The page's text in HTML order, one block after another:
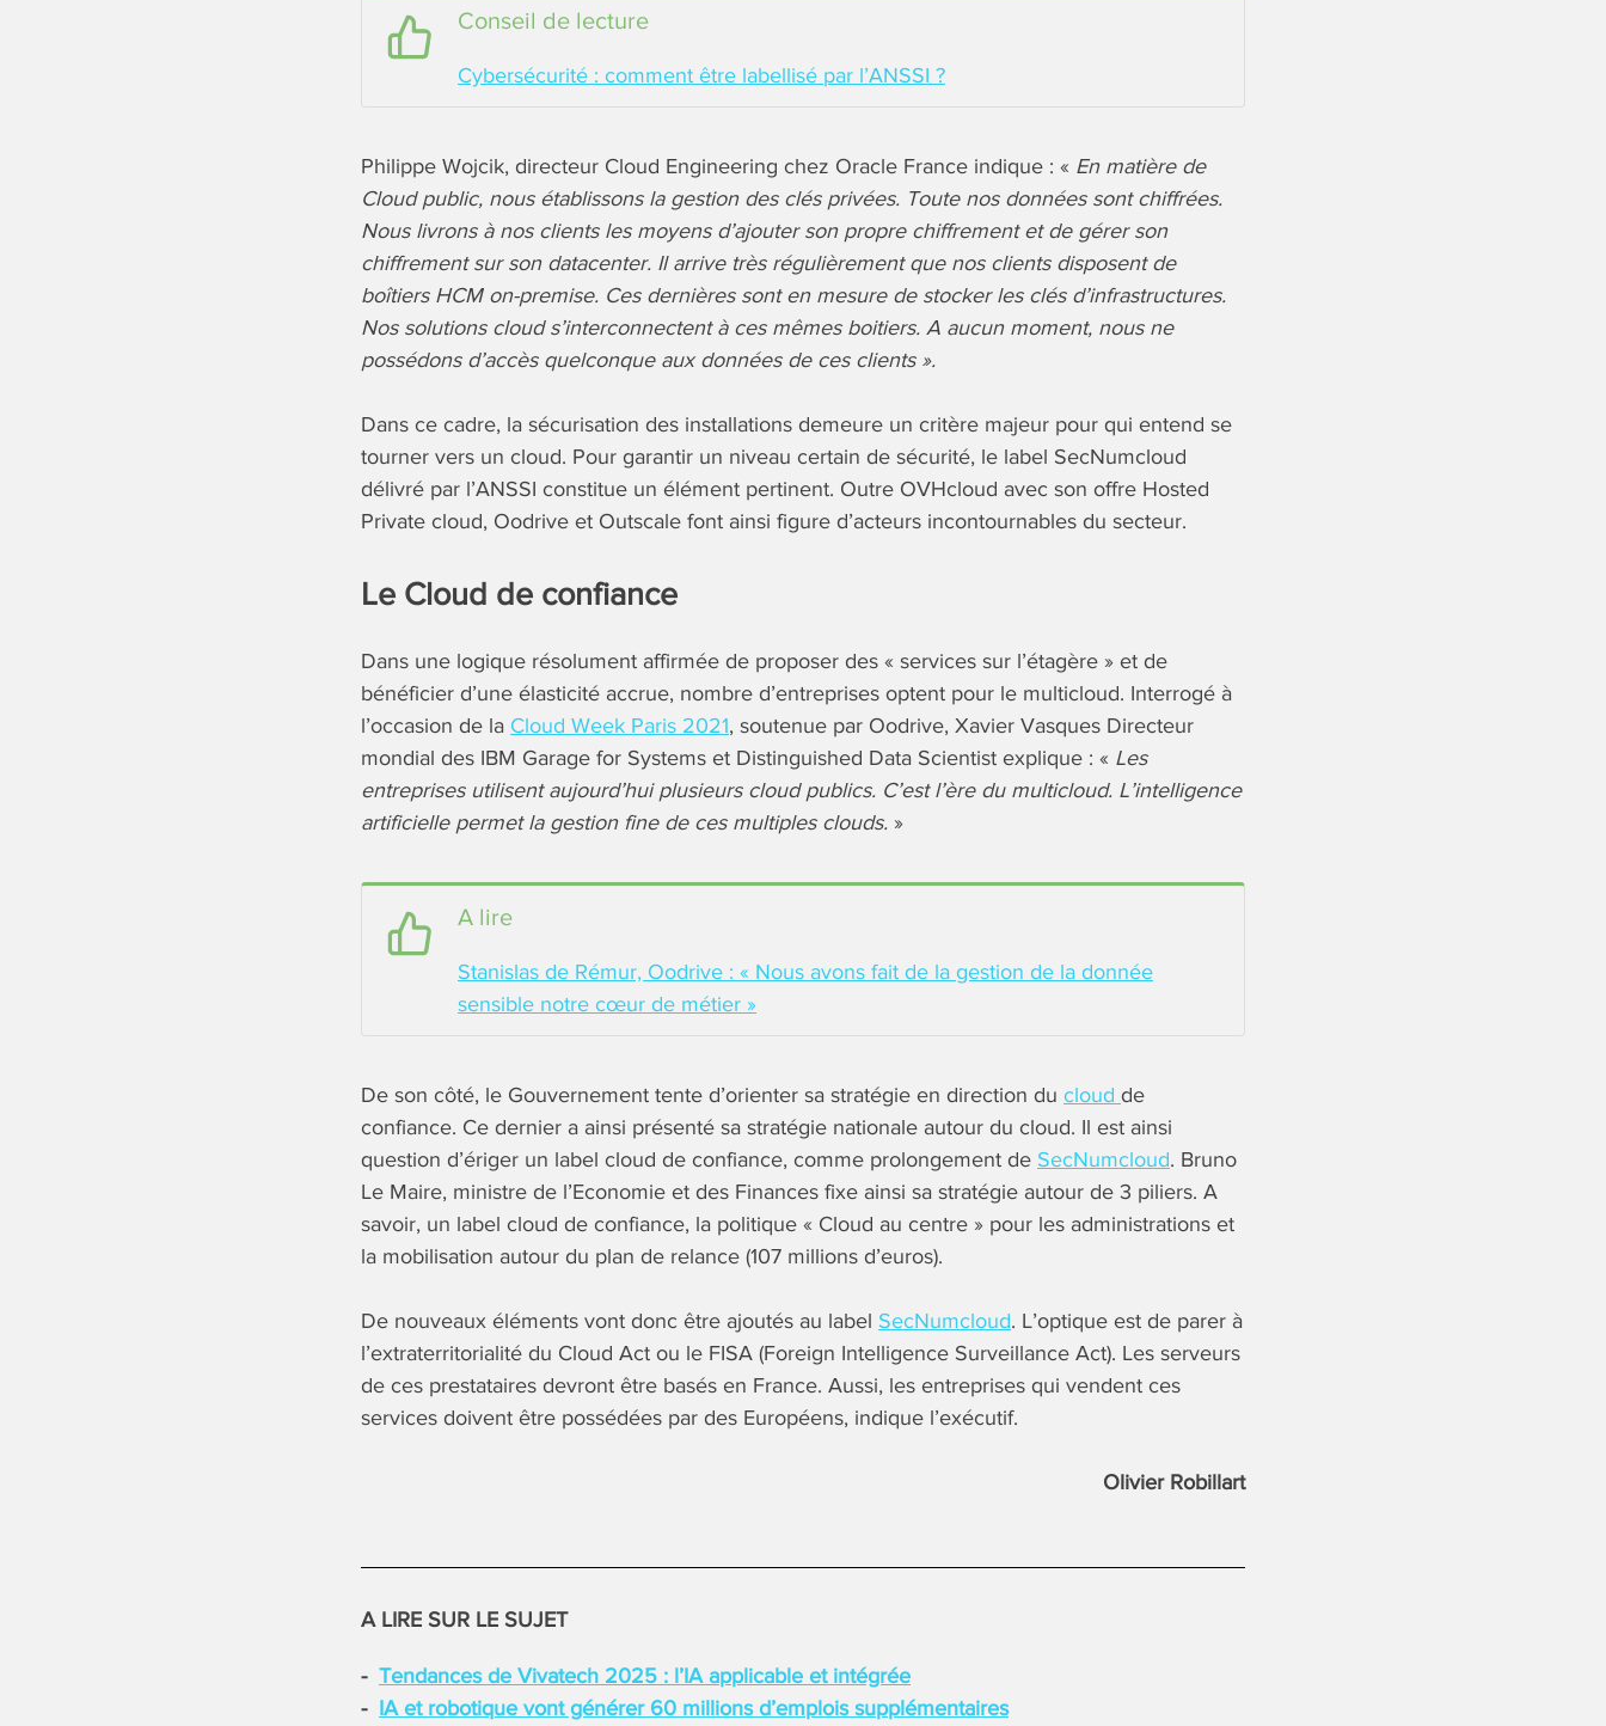
Conseil de lecture
Cybersécurité : comment être labellisé par l’ANSSI ?
Philippe Wojcik, directeur Cloud Engineering chez Oracle France indique : « En matière de
Cloud public, nous établissons la gestion des clés privées. Toute nos données sont chiffrées.
Nous livrons à nos clients les moyens d’ajouter son propre chiffrement et de gérer son
chiffrement sur son datacenter. Il arrive très régulièrement que nos clients disposent de
boîtiers HCM on-premise. Ces dernières sont en mesure de stocker les clés d’infrastructures.
Nos solutions cloud s’interconnectent à ces mêmes boitiers. A aucun moment, nous ne
possédons d’accès quelconque aux données de ces clients ».
Dans ce cadre, la sécurisation des installations demeure un critère majeur pour qui entend se
tourner vers un cloud. Pour garantir un niveau certain de sécurité, le label SecNumcloud
délivré par l’ANSSI constitue un élément pertinent. Outre OVHcloud avec son offre Hosted
Private cloud, Oodrive et Outscale font ainsi figure d’acteurs incontournables du secteur.
Le Cloud de confiance
Dans une logique résolument affirmée de proposer des « services sur l’étagère » et de
bénéficier d’une élasticité accrue, nombre d’entreprises optent pour le multicloud. Interrogé à
l’occasion de la Cloud Week Paris 2021, soutenue par Oodrive, Xavier Vasques Directeur
mondial des IBM Garage for Systems et Distinguished Data Scientist explique : « Les
entreprises utilisent aujourd’hui plusieurs cloud publics. C’est l’ère du multicloud. L’intelligence
artificielle permet la gestion fine de ces multiples clouds. »
A lire
Stanislas de Rémur, Oodrive : « Nous avons fait de la gestion de la donnée
sensible notre cœur de métier »
De son côté, le Gouvernement tente d’orienter sa stratégie en direction du cloud de
confiance. Ce dernier a ainsi présenté sa stratégie nationale autour du cloud. Il est ainsi
question d’ériger un label cloud de confiance, comme prolongement de SecNumcloud. Bruno
Le Maire, ministre de l’Economie et des Finances fixe ainsi sa stratégie autour de 3 piliers. A
savoir, un label cloud de confiance, la politique « Cloud au centre » pour les administrations et
la mobilisation autour du plan de relance (107 millions d’euros).
De nouveaux éléments vont donc être ajoutés au label SecNumcloud. L’optique est de parer à
l’extraterritorialité du Cloud Act ou le FISA (Foreign Intelligence Surveillance Act). Les serveurs
de ces prestataires devront être basés en France. Aussi, les entreprises qui vendent ces
services doivent être possédées par des Européens, indique l’exécutif.
Olivier Robillart
A LIRE SUR LE SUJET
Tendances de Vivatech 2025 : l’IA applicable et intégrée
IA et robotique vont générer 60 millions d’emplois supplémentaires